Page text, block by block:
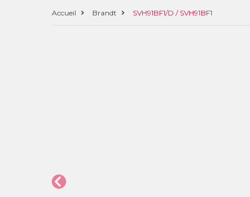
Accueil Brandt SVH91BF1/D / SVH91BF1